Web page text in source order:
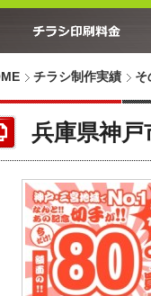
チラシ制作実績 そ
兵庫県神